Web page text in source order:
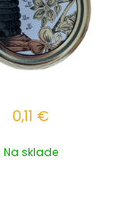
0,11 €
Na sklade